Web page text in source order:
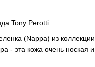
Tony Perotti.
(Nappa) из коллекции
- эта кожа очень ноская и